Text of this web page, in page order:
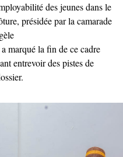
des jeunes dans le
présidée par la camarade
la fin de ce cadre
entrevoir des pistes de